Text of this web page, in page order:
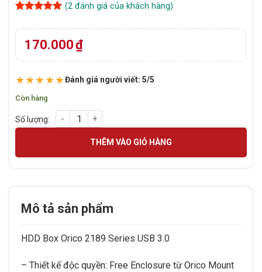
dựa trên
đánh giá
(2 đánh giá của khách hàng)
170.000₫
★★★★★Đánh giá người viết: 5/5
Còn hàng
HDD BOX ORICO 2.5 USB 3.0 số lượng
THÊM VÀO GIỎ HÀNG
Mô tả sản phẩm
HDD Box Orico 2189 Series USB 3.0
– Thiết kế độc quyền: Free Enclosure từ Orico Mount